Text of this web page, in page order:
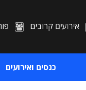
אירועים קרובים
כנסים ואירועים